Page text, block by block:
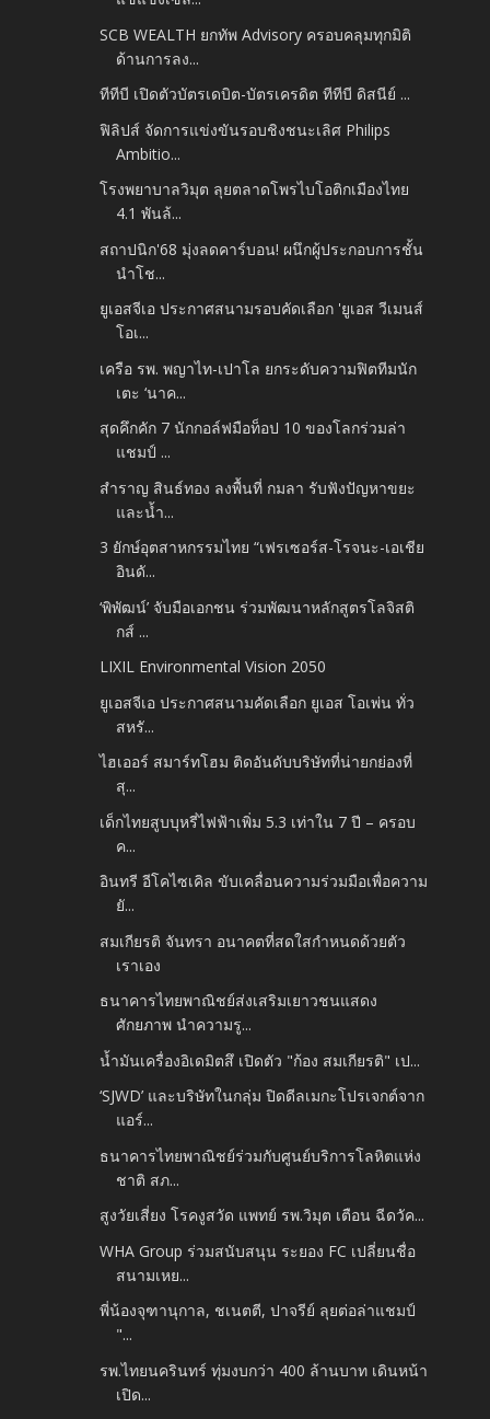
SCB WEALTH ยกทัพ Advisory ครอบคลุมทุกมิติ
ด้านการลง...
ทีทีบี เปิดตัวบัตรเดบิต-บัตรเครดิต ทีทีบี ดิสนีย์ ...
ฟิลิปส์ จัดการแข่งขันรอบชิงชนะเลิศ Philips
Ambitio...
โรงพยาบาลวิมุต ลุยตลาดโพรไบโอติกเมืองไทย
4.1 พันล้...
สถาปนิก'68 มุ่งลดคาร์บอน! ผนึกผู้ประกอบการชั้น
นำโช...
ยูเอสจีเอ ประกาศสนามรอบคัดเลือก 'ยูเอส วีเมนส์
โอเ...
เครือ รพ. พญาไท-เปาโล ยกระดับความฟิตทีมนัก
เตะ ‘นาค...
สุดคึกคัก 7 นักกอล์ฟมือท็อป 10 ของโลกร่วมล่า
แชมป์ ...
สำราญ สินธ์ทอง ลงพื้นที่ กมลา รับฟังปัญหาขยะ
และน้ำ...
3 ยักษ์อุตสาหกรรมไทย “เฟรเซอร์ส-โรจนะ-เอเชีย
อินดั...
‘พิพัฒน์’ จับมือเอกชน ร่วมพัฒนาหลักสูตรโลจิสติ
กส์ ...
LIXIL Environmental Vision 2050
ยูเอสจีเอ ประกาศสนามคัดเลือก ยูเอส โอเพ่น ทั่ว
สหรั...
ไฮเออร์ สมาร์ทโฮม ติดอันดับบริษัทที่น่ายกย่องที่
สุ...
เด็กไทยสูบบุหรี่ไฟฟ้าเพิ่ม 5.3 เท่าใน 7 ปี – ครอบ
ค...
อินทรี อีโคไซเคิล ขับเคลื่อนความร่วมมือเพื่อความ
ยั...
สมเกียรติ จันทรา อนาคตที่สดใสกำหนดด้วยตัว
เราเอง
ธนาคารไทยพาณิชย์ส่งเสริมเยาวชนแสดง
ศักยภาพ นำความรู...
น้ำมันเครื่องอิเดมิตสึ เปิดตัว "ก้อง สมเกียรติ" เป...
‘SJWD’ และบริษัทในกลุ่ม ปิดดีลเมกะโปรเจกต์จาก
แอร์...
ธนาคารไทยพาณิชย์ร่วมกับศูนย์บริการโลหิตแห่ง
ชาติ สภ...
สูงวัยเสี่ยง โรคงูสวัด แพทย์ รพ.วิมุต เตือน ฉีดวัค...
WHA Group ร่วมสนับสนุน ระยอง FC เปลี่ยนชื่อ
สนามเหย...
พี่น้องจุฑานุกาล, ชเนตตี, ปาจรีย์ ลุยต่อล่าแชมป์
"...
รพ.ไทยนครินทร์ ทุ่มงบกว่า 400 ล้านบาท เดินหน้า
เปิด...